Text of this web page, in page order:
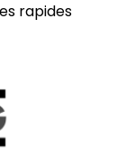
rapides